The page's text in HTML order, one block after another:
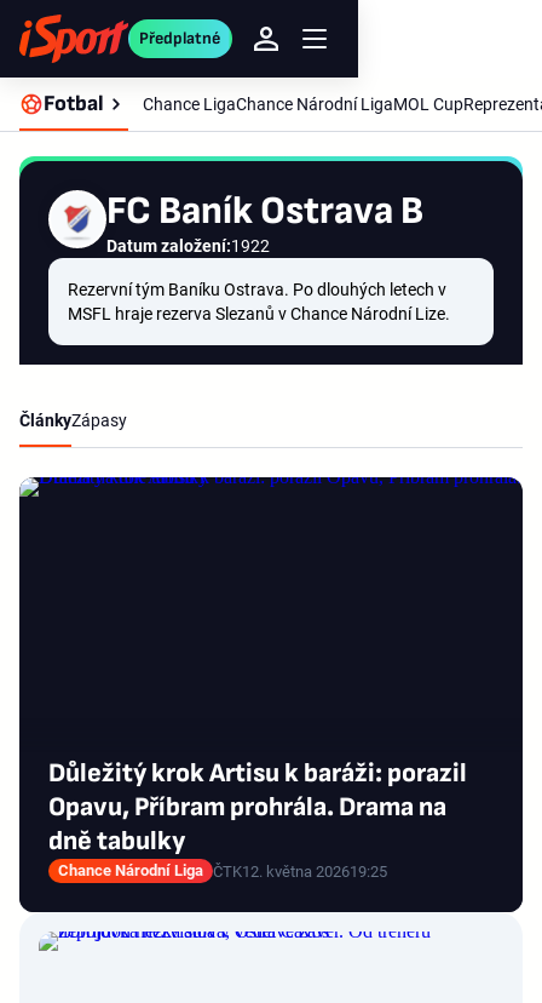
Předplatné
Fotbal Chance LigaChance Národní LigaMOL Cup
FC Baník Ostrava B
Datum založení:1922
Rezervní tým Baníku Ostrava. Po dlouhých letech v
MSFL hraje rezerva Slezanů v Chance Národní Lize.
ČlánkyZápasy
Důležitý krok Artisu k baráži: porazil
Opavu, Příbram prohrála. Drama na
dně tabulky
Chance Národní Liga ČTK12. května 202619:25